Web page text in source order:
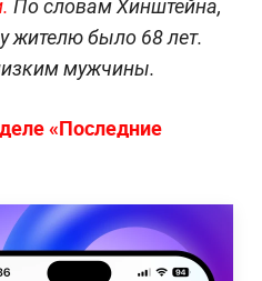
По словам Хинштейна,
жителю было 68 лет.
мужчины.
«Последние